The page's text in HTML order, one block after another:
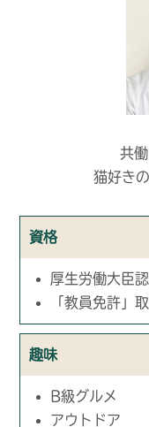
共
猫好き
資格
厚生労働大臣
「教員免許」
趣味
B級グルメ
アウトドア